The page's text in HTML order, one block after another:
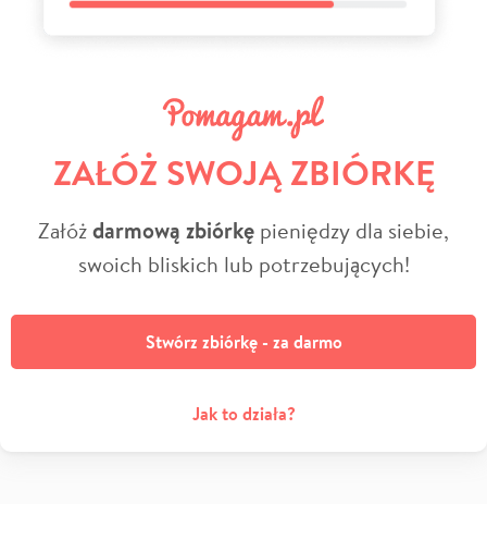
ZAŁÓŻ SWOJĄ ZBIÓRKĘ
Załóżdarmową zbiórkę pieniędzy dla siebie,
swoich bliskich lub potrzebujących!
Stwórz zbiórkę - za darmo
Jak to działa?